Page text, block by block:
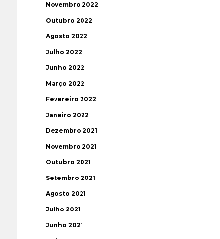
Novembro 2022
Outubro 2022
Agosto 2022
Julho 2022
Junho 2022
Março 2022
Fevereiro 2022
Janeiro 2022
Dezembro 2021
Novembro 2021
Outubro 2021
Setembro 2021
Agosto 2021
Julho 2021
Junho 2021